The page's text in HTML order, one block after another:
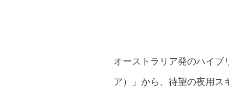
オーストラリア発のハイブ
ア）」から、待望の夜用ス